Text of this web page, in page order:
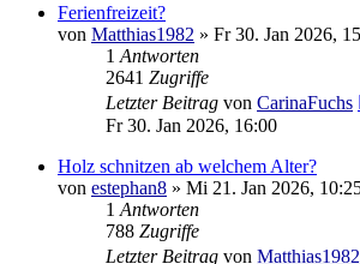
Ferienfreizeit?
von Matthias1982 » Fr 30. Jan 2026,
1 Antworten
2641 Zugriffe
Letzter Beitrag von CarinaFuchs
Fr 30. Jan 2026, 16:00
Holz schnitzen ab welchem Alter?
von estephan8 » Mi 21. Jan 2026,
1 Antworten
788 Zugriffe
Letzter Beitrag von Matthias1982